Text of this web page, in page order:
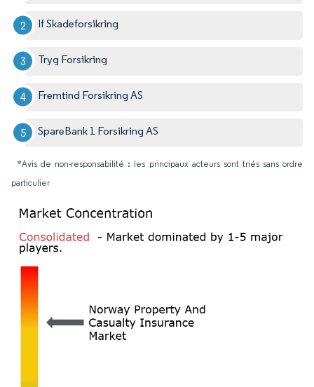
If Skadeforsikring
Tryg Forsikring
Fremtind Forsikring AS
SpareBank 1 Forsikring AS
*Avis de non-responsabilité : les principaux acteurs sont triés sans ordre
particulier